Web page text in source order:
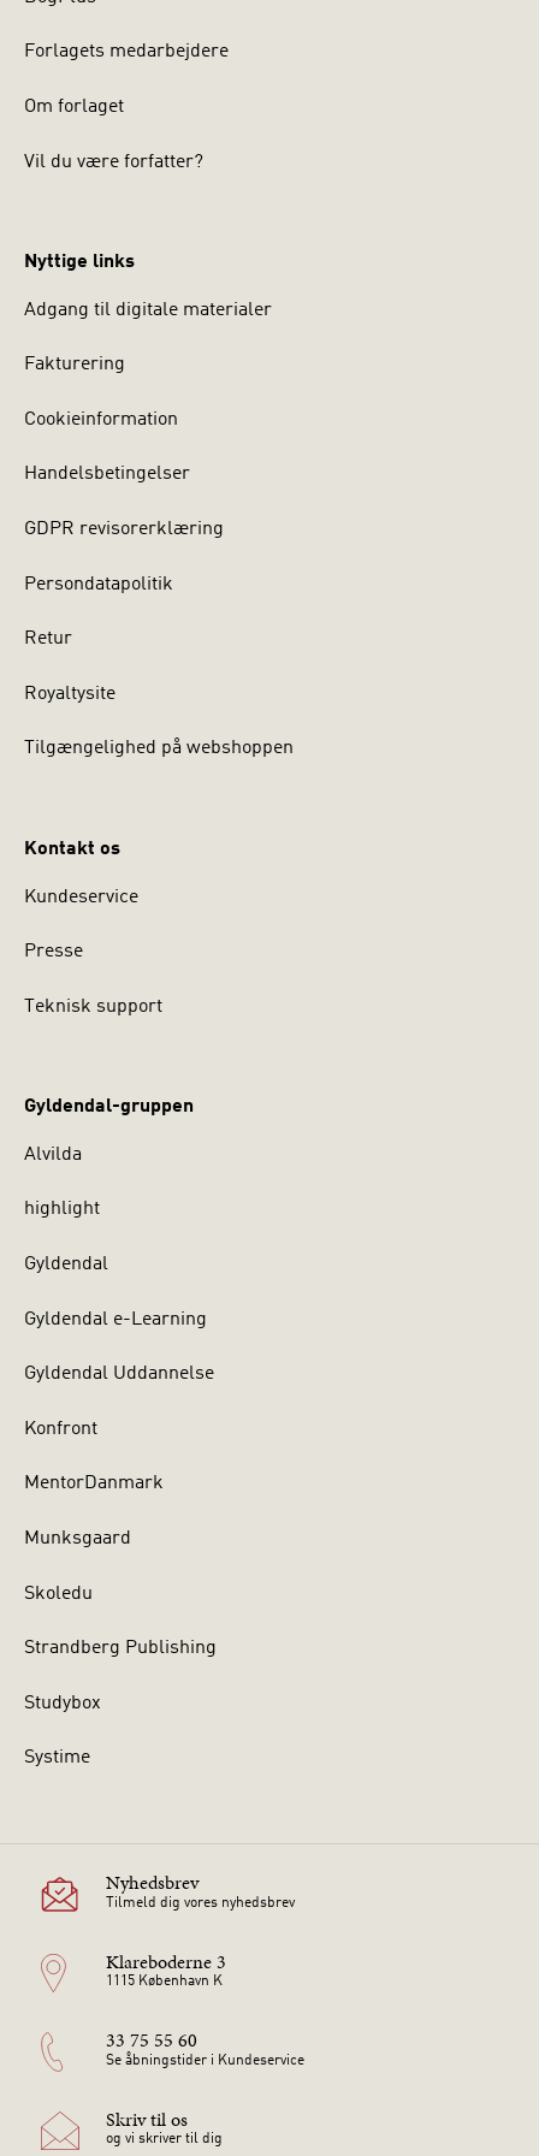
Forlagets medarbejdere
Om forlaget
Vil du være forfatter?
Nyttige links
Adgang til digitale materialer
Fakturering
Cookieinformation
Handelsbetingelser
GDPR revisorerklæring
Persondatapolitik
Retur
Royaltysite
Tilgængelighed på webshoppen
Kontakt os
Kundeservice
Presse
Teknisk support
Gyldendal-gruppen
Alvilda
highlight
Gyldendal
Gyldendal e-Learning
Gyldendal Uddannelse
Konfront
MentorDanmark
Munksgaard
Skoledu
Strandberg Publishing
Studybox
Systime
Nyhedsbrev
Tilmeld dig vores nyhedsbrev
Klareboderne 3
1115 København K
33 75 55 60
Se åbningstider i Kundeservice
Skriv til os
og vi skriver til dig